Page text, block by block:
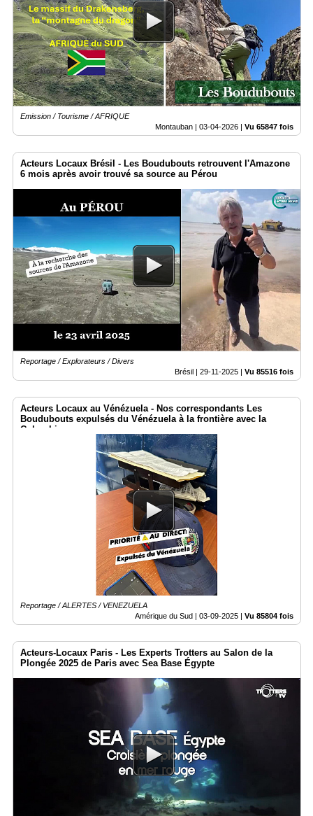
Emission / Tourisme / AFRIQUE
Montauban | 03-04-2026 Vu 65847 fois
Acteurs Locaux Brésil - Les Boudubouts retrouvent l'Amazone
6 mois après avoir trouvé sa source au Pérou
Reportage / Explorateurs / Divers
Brésil | 29-11-2025 | Vu 85516 fois
Acteurs Locaux au Vénézuela - Nos correspondants Les
Boudubouts expulsés du Vénézuela à la frontière avec la
Colombie
Reportage / ALERTES / VENEZUELA
Amérique du Sud | 03-09-2025 | Vu 85804 fois
Acteurs-Locaux Paris - Les Experts Trotters au Salon de la
Plongée 2025 de Paris avec Sea Base Égypte